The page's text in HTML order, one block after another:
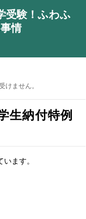
受験！ふわふ
情
けません。
生納付特例
ます。